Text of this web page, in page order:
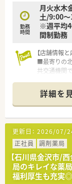
はチャンス
毎年、自分
自分の理想
年間２回の
★日祝休み、
薬剤師は原
毎年付与さ
合わせて海
希望する特
ください。
ワークライ
ています。
勤務
時間
月火水木
土/9:00～
※週平均
間制勤務
【店舗情報
■最寄りの北
共交通機関
内容に触れ
■現在の薬
丁寧な患者
【募集背景
■今後の店舗
して活躍い
■幅広い診
向きで、向
■調剤業務と
多角的に貢
詳細を
更新日： 2026/07/
正社員
調剤薬局
【石川県金沢市/
局のキレイな薬
福利厚生も充実